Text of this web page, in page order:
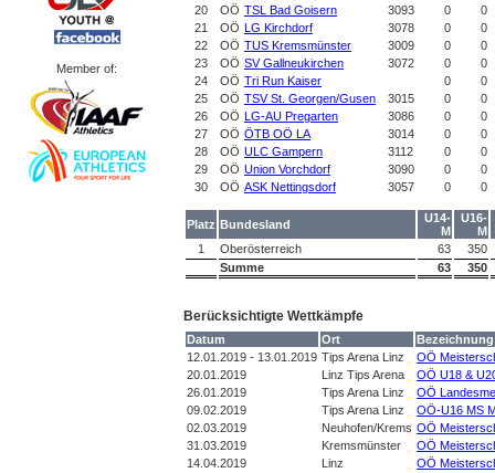
Member of:
20
OÖ TSL Bad Goisern 3093 0
0
21
OÖ LG Kirchdorf 3078 0
0
22
OÖ TUS Kremsmünster 3009 0
0
23
OÖ SV Gallneukirchen 3072 0
0
24
OÖ Tri Run Kaiser 0
0
25
OÖ TSV St. Georgen/Gusen 3015 0
0
26
OÖ LG-AU Pregarten 3086 0
0
27
OÖ ÖTB OÖ LA 3014 0
0
28
OÖ ULC Gampern 3112 0
0
29
OÖ Union Vorchdorf 3090 0
0
30
OÖ ASK Nettingsdorf 3057 0 0
Platz Bundesland
U14-
M
U16-
M
1
Oberösterreich 63
350
Summe
63 350
Berücksichtigte Wettkämpfe
Datum Ort
Bezeichnung
12.01.2019 - 13.01.2019 Tips Arena Linz
OÖ
20.01.2019
Linz Tips Arena
OÖ U18 &
26.01.2019
Tips Arena Linz
OÖ
09.02.2019
Tips Arena Linz
OÖ-U16 MS
02.03.2019
Neuhofen/Krems OÖ
31.03.2019
Kremsmünster
OÖ
14.04.2019
Linz
OÖ